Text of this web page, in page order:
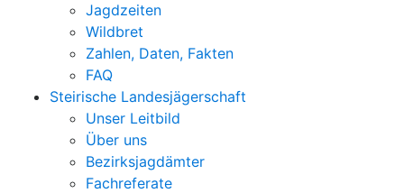
Jagdzeiten
Wildbret
Zahlen, Daten, Fakten
FAQ
Steirische Landesjägerschaft
Unser Leitbild
Über uns
Bezirksjagdämter
Fachreferate